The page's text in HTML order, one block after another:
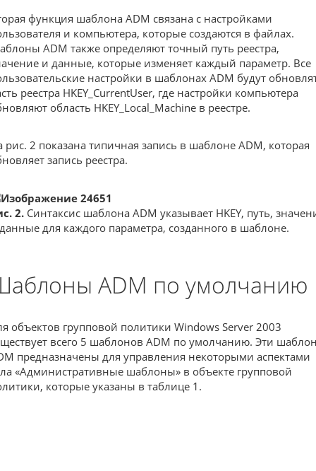
функция шаблона ADM связана с настройками
и компьютера, которые создаются в файлах.
ADM также определяют точный путь реестра,
и данные, которые изменяет каждый параметр. Все
настройки в шаблонах ADM будут
реестра HKEY_CurrentUser, где настройки компьютера
область HKEY_Local_Machine в реестре.
рис. 2 показана типичная запись в шаблоне ADM, которая
запись реестра.
2. Синтаксис шаблона ADM указывает HKEY, путь,
для каждого параметра, созданного в шаблоне.
ADM по умолчанию
объектов групповой политики Windows Server 2003
всего 5 шаблонов ADM по умолчанию. Эти
предназначены для управления некоторыми аспектами
«Административные шаблоны» в объекте групповой
которые указаны в таблице 1.